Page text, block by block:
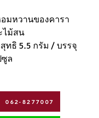
มหวานของคารา
ไม้สน
ทธิ 5.5 กรัม / บรรจุ
ล
062-8277007